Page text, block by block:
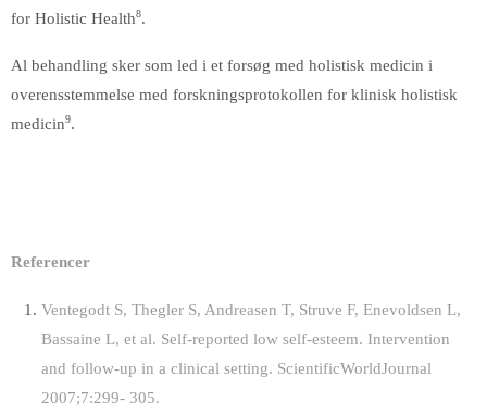
for Holistic Health8.
Al behandling sker som led i et forsøg med holistisk medicin i
overensstemmelse med forskningsprotokollen for klinisk holistisk
medicin9.
Referencer
Ventegodt S, Thegler S, Andreasen T, Struve F, Enevoldsen L,
Bassaine L, et al. Self-reported low self-esteem. Intervention
and follow-up in a clinical setting. ScientificWorldJournal
2007;7:299- 305.